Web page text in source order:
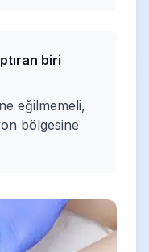
biri
eğilmemeli,
bölgesine